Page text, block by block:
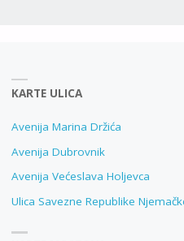
KARTE ULICA
Avenija Marina Držića
Avenija Dubrovnik
Avenija Većeslava Holjevca
Ulica Savezne Republike